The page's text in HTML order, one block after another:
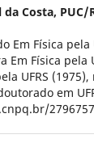
da Costa, PUC/
Em Física pela
Física pela
UFRS
em